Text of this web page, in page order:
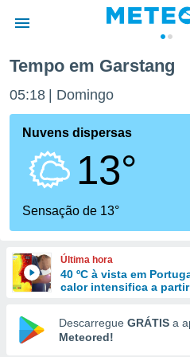
da
foi
fornecidas
a este
das
e
forma
digital
Tempo em Garstang
05:18 Domingo
Nuvens dispersas
13°
Sensação de 13°
Última hora
40 ºC à vista em
calor intensifica a
Descarregue GRÁTIS a
Meteored!